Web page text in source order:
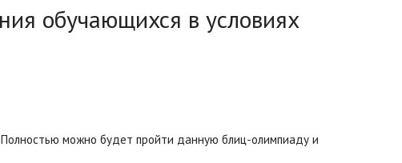
обучающихся в условиях
Полностью можно будет пройти данную блиц-олимпиаду и